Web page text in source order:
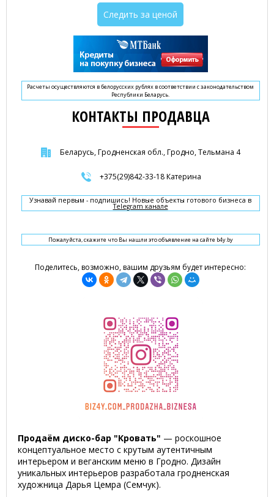
Следить за ценой
Расчеты осуществляются в белорусских рублях в соответствии с законодательством
Республики Беларусь.
КОНТАКТЫ ПРОДАВЦА
Беларусь, Гродненская обл., Гродно, Тельмана 4
+375(29)842-33-18 Катерина
Узнавай первым - подпишись! Новые объекты готового бизнеса в
Telegram канале
Пожалуйста, скажите что Вы нашли это объявление на сайте b4y.by
Поделитесь, возможно, вашим друзьям будет интересно:
Продаём диско-бар "Кровать" — роскошное
концептуальное место с крутым аутентичным
интерьером и веганским меню в Гродно. Дизайн
уникальных интерьеров разработала гродненская
художница Дарья Цемра (Семчук).